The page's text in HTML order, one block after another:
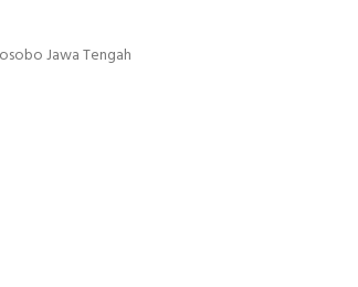
Jawa Tengah